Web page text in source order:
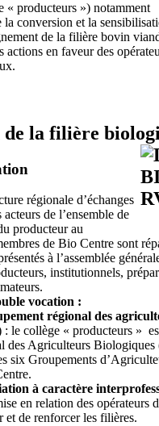
producteurs ») notamment
la conversion et la
de la filière bovin
actions en faveur des
de la filière
régionale d’échanges
de l’ensemble de
producteur au
de Bio Centre sont
à l’assemblée
institutionnels,
vocation :
régional des
le collège « producteurs »
des Agriculteurs
six Groupements
à caractère
en relation des opérateurs
et de renforcer les filières.